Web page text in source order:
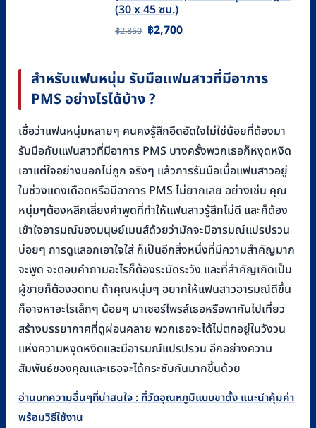
฿4,170.
(30 x 45 ซม.)
฿2,850 Original
was:
฿2,850.
฿2,700Current
is:
฿2,700.
สำหรับแฟนหนุ่ม รับมือแฟนสาวที่มีอาการ
PMS อย่างไรได้บ้าง ?
เชื่อว่าแฟนหนุ่มหลายๆ คนคงรู้สึกอึดอัดใจไม่ใช่น้อยที่ต้องมา
รับมือกับแฟนสาวที่มีอาการ PMS บางครั้งพวกเธอก็หงุดหงิด
เอาแต่ใจอย่างบอกไม่ถูก จริงๆ แล้วการรับมือเมื่อแฟนสาวอยู่
ในช่วงแดงเดือดหรือมีอาการ PMS ไม่ยากเลย อย่างเช่น คุณ
หนุ่มๆต้องหลีกเลี่ยงคำพูดที่ทำให้แฟนสาวรู้สึกไม่ดี และก็ต้อง
เข้าใจอารมณ์ของมนุษย์เมนส์ด้วยว่ามักจะมีอารมณ์แปรปรวน
บ่อยๆ การดูแลอกเอาใจใส่ ก็เป็นอีกสิ่งหนึ่งที่มีความสำคัญมาก
จะพูด จะตอบคำถามอะไรก็ต้องระมัดระวัง และที่สำคัญเกิดเป็น
ผู้ชายก็ต้องอดทน ถ้าคุณหนุ่มๆ อยากให้แฟนสาวอารมณ์ดีขึ้น
ก็อาจหาอะไรเล็กๆ น้อยๆ มาเซอร์ไพรส์เธอหรือพากันไปเที่ยว
สร้างบรรยากาศที่ดูผ่อนคลาย พวกเธอจะได้ไม่ตกอยู่ในวังวน
แห่งความหงุดหงิดและมีอารมณ์แปรปรวน อีกอย่างความ
สัมพันธ์ของคุณและเธอจะได้กระชับกันมากขึ้นด้วย
อ่านบทความอื่นๆที่น่าสนใจ : ที่วัดอุณหภูมิแบบขาตั้ง แนะนำคุ้มค่า
พร้อมวิธีใช้งาน